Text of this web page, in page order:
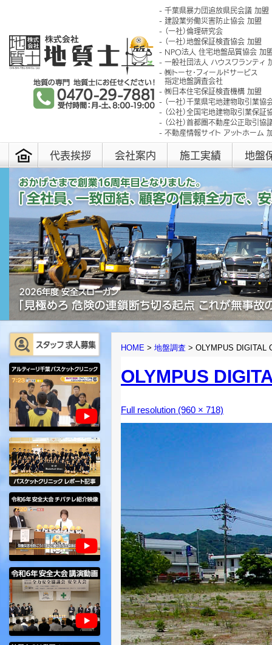
千葉県暴力団追放県民会議 加盟
建設業労働災害防止協会 加盟
（一社）倫理研究会
（一社）地盤保証検査協会 加盟
NPO法人 住宅地盤品質協会 加
一般社団法人 ハウスワランティ
㈱トーセ･フィールドサービス
指定地盤調査会社
㈱日本住宅保証検査機構 加盟
（一社）千葉県宅地建物取引業協
（公社）全国宅地建物取引業保証
（公社）首都圏不動産公正取引協
不動産情報サイト アットホーム
代表挨拶 会社案内 施工実績 地盤
HOME > 地盤調査 > OLYMPUS DIGITAL
OLYMPUS
Full resolution (960 × 718)